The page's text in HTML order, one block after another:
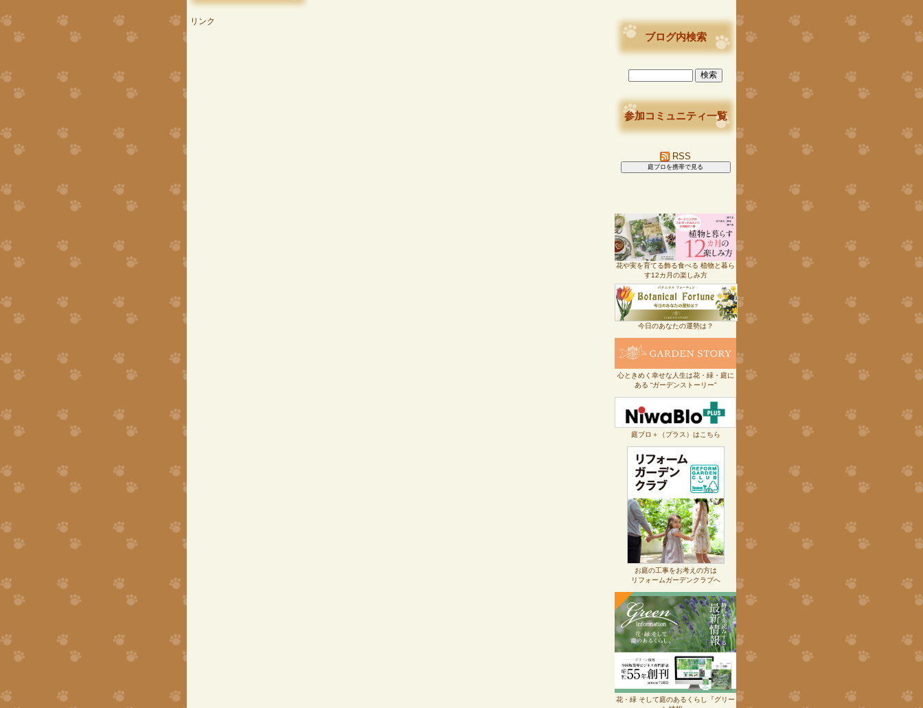
リンク
ブログ内検索
参加コミュニティ一覧
RSS
花や実を育てる飾る食べる 植物と暮ら
す12カ月の楽しみ方
今日のあなたの運勢は？
心ときめく幸せな人生は花・緑・庭に
ある “ガーデンストーリー”
庭ブロ＋（プラス）はこちら
お庭の工事をお考えの方は
リフォームガーデンクラブへ
花・緑 そして庭のあるくらし『グリー